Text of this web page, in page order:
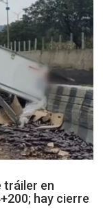
tráiler en
hay cierre